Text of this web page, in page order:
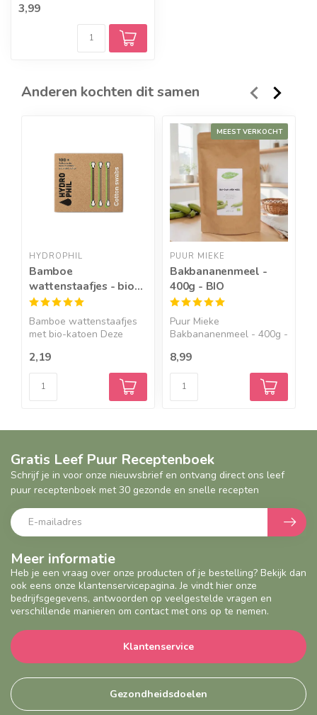
lippen...
3,99
Anderen kochten dit samen
HYDROPHIL
Bamboe
wattenstaafjes - bio-
katoen - 100st
Bamboe wattenstaafjes
met bio-katoen Deze
2,19
MEEST VERKOCHT
PUUR MIEKE
Bakbananenmeel -
400g - BIO
Puur Mieke
Bakbananenmeel - 400g -
8,99
Meer informatie
Heb je een vraag over onze producten of je bestelling? Bekijk dan
ook eens onze klantenservicepagina. Je vindt hier onze
bedrijfsgegevens, antwoorden op veelgestelde vragen en
verschillende manieren om contact met ons op te nemen.
Klantenservice
Gezondheidsdoelen
Gratis Leef Puur Receptenboek
Schrijf je in voor onze nieuwsbrief en ontvang direct ons leef
puur receptenboek met 30 gezonde en snelle recepten